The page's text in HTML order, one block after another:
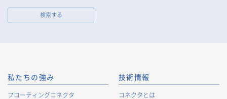
なお、当社は、Cookieおよびその他のトラッキング技術（例え
ばWebビーコン）を使用して、IPアドレス等の識別子を含む、
られる場合のCookie情報は、後掲及びCookieポリシーに従って
取り扱います。https://www.irisoele.com/jp/cookie/
検索する
私たちの強み
フローティングコネクタ
技術情報
コネクタとは